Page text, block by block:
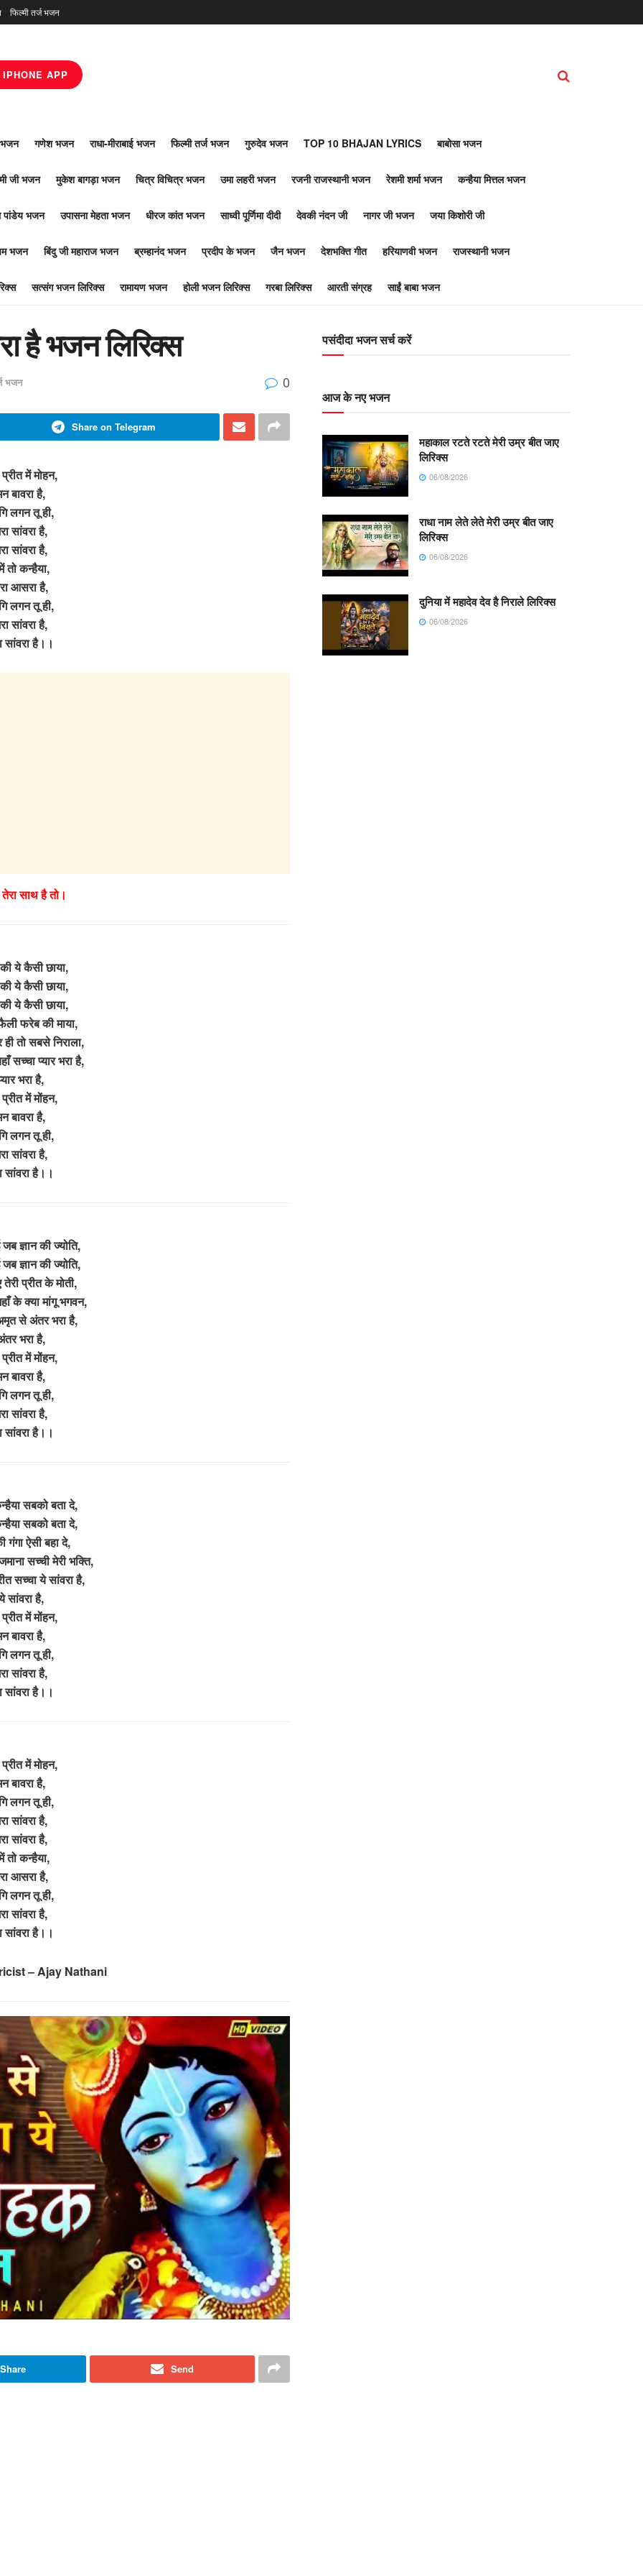
फिल्मी तर्ज भजन
IPHONE APP
भजन गणेश भजन राधा-मीराबाई भजन फिल्मी तर्ज भजन गुरुदेव भजन TOP 10 BHAJAN LYRICS बाबोसा भजन
जी भजन मुकेश बागड़ा भजन चित्र विचित्र भजन उमा लहरी भजन रजनी राजस्थानी भजन रेशमी शर्मा भजन कन्हैया मित्तल भजन
पांडेय भजन उपासना मेहता भजन धीरज कांत भजन साध्वी पूर्णिमा दीदी देवकी नंदन जी नागर जी भजन जया किशोरी जी
भजन बिंदु जी महाराज भजन ब्रम्हानंद भजन प्रदीप के भजन जैन भजन देशभक्ति गीत हरियाणवी भजन राजस्थानी भजन
सत्संग भजन लिरिक्स रामायण भजन होली भजन लिरिक्स गरबा लिरिक्स आरती संग्रह साईं बाबा भजन
है भजन लिरिक्स
भजन 0
Share on Telegram
में मोहन,
बावरा है,
लगन तू ही,
सांवरा है,
सांवरा है,
तो कन्हैया,
आसरा है,
लगन तू ही,
सांवरा है,
सांवरा है।।
साथ है तो।
ये कैसी छाया,
ये कैसी छाया,
ये कैसी छाया,
फरेब की माया,
तो सबसे निराला,
सच्चा प्यार भरा है,
भरा है,
में मोंहन,
बावरा है,
लगन तू ही,
सांवरा है,
सांवरा है।।
ज्ञान की ज्योति,
ज्ञान की ज्योति,
प्रीत के मोती,
के क्या मांगू भगवन,
से अंतर भरा है,
भरा है,
में मोंहन,
बावरा है,
लगन तू ही,
सांवरा है,
सांवरा है।।
सबको बता दे,
सबको बता दे,
गंगा ऐसी बहा दे,
सच्ची मेरी भक्ति,
सच्चा ये सांवरा है,
सांवरा है,
में मोंहन,
बावरा है,
लगन तू ही,
सांवरा है,
सांवरा है।।
में मोहन,
बावरा है,
लगन तू ही,
सांवरा है,
सांवरा है,
तो कन्हैया,
आसरा है,
लगन तू ही,
सांवरा है,
सांवरा है।।
– Ajay Nathani
Share Send
पसंदीदा भजन सर्च करें
आज के नए भजन
महाकाल रटते रटते मेरी उम्र बीत जाए
लिरिक्स
06/08/2026
राधा नाम लेते लेते मेरी उम्र बीत जाए
लिरिक्स
06/08/2026
दुनिया में महादेव देव है निराले लिरिक्स
06/08/2026